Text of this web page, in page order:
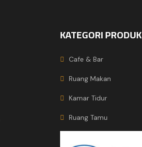
KATEGORI PRODUK
Cafe & Bar
Ruang Makan
Kamar Tidur
Ruang Tamu